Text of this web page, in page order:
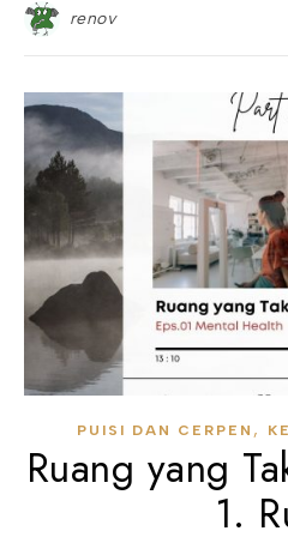
renov
PUISI DAN CERPEN ,
Ruang yang
1.